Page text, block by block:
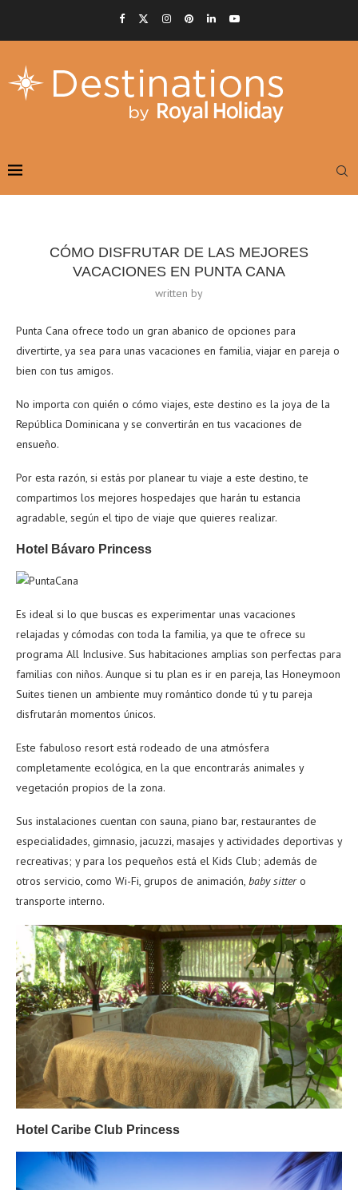
CÓMO DISFRUTAR DE LAS MEJORES
VACACIONES EN PUNTA CANA
written by
Punta Cana ofrece todo un gran abanico de opciones para
divertirte, ya sea para unas vacaciones en familia, viajar en pareja o
bien con tus amigos.
No importa con quién o cómo viajes, este destino es la joya de la
República Dominicana y se convertirán en tus vacaciones de
ensueño.
Por esta razón, si estás por planear tu viaje a este destino, te
compartimos los mejores hospedajes que harán tu estancia
agradable, según el tipo de viaje que quieres realizar.
Hotel Bávaro Princess
Es ideal si lo que buscas es experimentar unas vacaciones
relajadas y cómodas con toda la familia, ya que te ofrece su
programa All Inclusive. Sus habitaciones amplias son perfectas para
familias con niños. Aunque si tu plan es ir en pareja, las Honeymoon
Suites tienen un ambiente muy romántico donde tú y tu pareja
disfrutarán momentos únicos.
Este fabuloso resort está rodeado de una atmósfera
completamente ecológica, en la que encontrarás animales y
vegetación propios de la zona.
Sus instalaciones cuentan con sauna, piano bar, restaurantes de
especialidades, gimnasio, jacuzzi, masajes y actividades deportivas y
recreativas; y para los pequeños está el Kids Club; además de
otros servicio, como Wi-Fi, grupos de animación, baby sittero
transporte interno.
Hotel Caribe Club Princess